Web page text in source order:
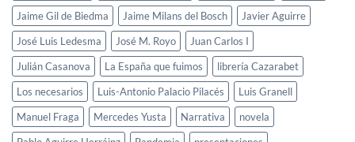
Jaime Gil de Biedma
Jaime Milans del Bosch
Javier Aguirre
José Luis Ledesma
José M. Royo
Juan Carlos I
Julián Casanova
La España que fuimos
librería Cazarabet
Los necesarios
Luis-Antonio Palacio Pilacés
Luis Granell
Manuel Fraga
Mercedes Yusta Narrativa
novela